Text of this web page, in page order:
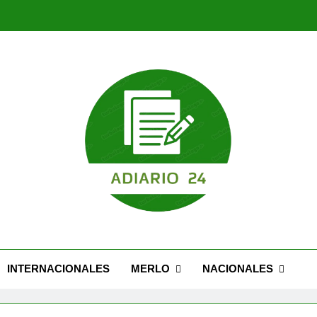
Nuevo Caseros: modernización, seguridad y
INTERNACIONALES MERLO NACIONALES